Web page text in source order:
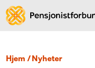
Hjem / nyheter